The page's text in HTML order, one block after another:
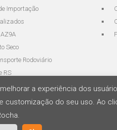
Importação
AZ9A
Seco
Rodoviário
RS
a experiência dos
do seu uso. Ao